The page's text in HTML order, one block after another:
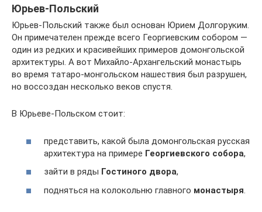
Юрьев-Польский
Юрьев-Польский также был основан Юрием Долгоруким.
Он примечателен прежде всего Георгиевским собором —
один из редких и красивейших примеров домонгольской
архитектуры. А вот Михайло-Архангельский монастырь
во время татаро-монгольском нашествия был разрушен,
но воссоздан несколько веков спустя.
В Юрьеве-Польском стоит:
представить, какой была домонгольская русская
архитектура на примере Георгиевского собора,
зайти в ряды Гостиного двора,
подняться на колокольню главного монастыря